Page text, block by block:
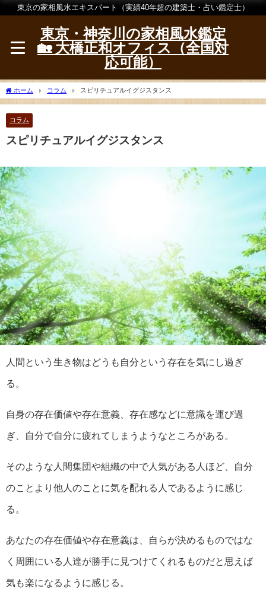
東京の家相風水エキスパート（実績40年超の建築士・占い鑑定士）
東京・神奈川の家相風水鑑定
🏡 大橋正和オフィス（全国対
応可能）
ホーム コラム スピリチュアルイグジスタンス
コラム
スピリチュアルイグジスタンス
人間という生き物はどうも自分という存在を気にし過ぎ
る。
自身の存在価値や存在意義、存在感などに意識を運び過
ぎ、自分で自分に疲れてしまうようなところがある。
そのような人間集団や組織の中で人気がある人ほど、自分
のことより他人のことに気を配れる人であるように感じ
る。
あなたの存在価値や存在意義は、自らが決めるものではな
く周囲にいる人達が勝手に見つけてくれるものだと思えば
気も楽になるように感じる。